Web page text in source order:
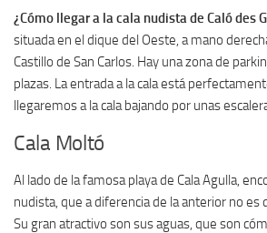
¿Cómo llegar a la cala nudista de Caló des
situada en el dique del Oeste, a mano
Castillo de San Carlos. Hay una zona de
plazas. La entrada a la cala está
llegaremos a la cala bajando por unas
Cala Moltó
Al lado de la famosa playa de Cala Agulla,
nudista, que a diferencia de la anterior no es
Su gran atractivo son sus aguas, que son